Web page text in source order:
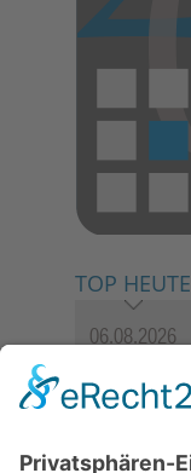
TOP HEUTE
06.08.2026
06.08.2026